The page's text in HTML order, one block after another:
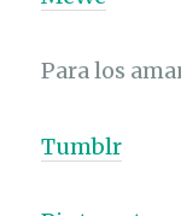
Para los
Tumblr